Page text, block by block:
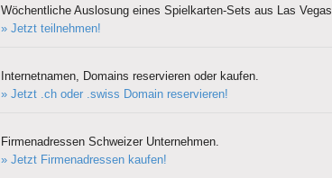
Wöchentliche Auslosung eines Spielkarten-Sets aus Las Vegas.
» Jetzt teilnehmen!
Internetnamen, Domains reservieren oder kaufen.
» Jetzt .ch oder .swiss Domain reservieren!
Firmenadressen Schweizer Unternehmen.
» Jetzt Firmenadressen kaufen!